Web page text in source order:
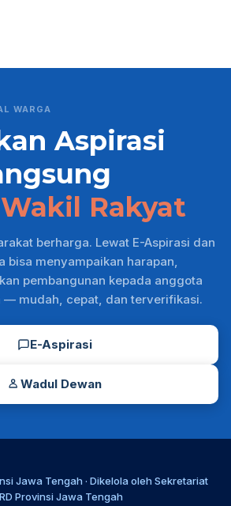
WARGA
Aspirasi
Wakil Rakyat
berharga. Lewat E-Aspirasi dan
bisa menyampaikan harapan,
pembangunan kepada anggota
— mudah, cepat, dan terverifikasi.
E-Aspirasi
Wadul Dewan
Jawa Tengah · Dikelola oleh Sekretariat
Provinsi Jawa Tengah